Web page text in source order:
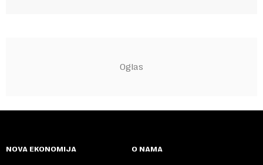
NOVA EKONOMIJA O NAMA